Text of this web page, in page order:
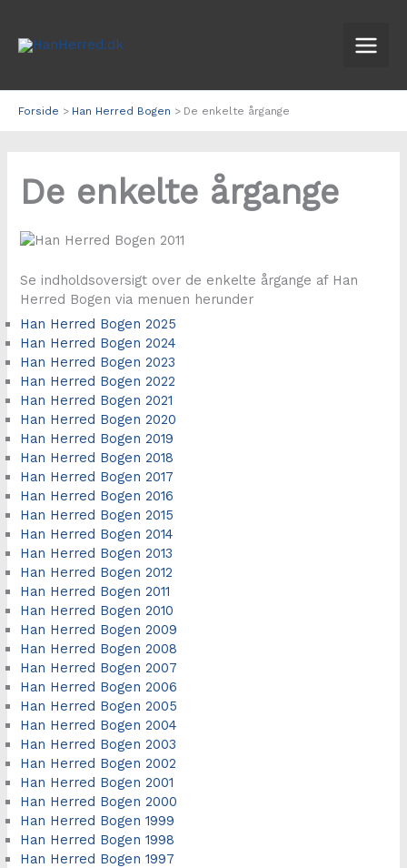
indholdet
Forside Han Herred Bogen De enkelte årgange
De enkelte årgange
Se indholdsoversigt over de enkelte årgange af Han
Herred Bogen via menuen herunder
Han Herred Bogen 2025
Han Herred Bogen 2024
Han Herred Bogen 2023
Han Herred Bogen 2022
Han Herred Bogen 2021
Han Herred Bogen 2020
Han Herred Bogen 2019
Han Herred Bogen 2018
Han Herred Bogen 2017
Han Herred Bogen 2016
Han Herred Bogen 2015
Han Herred Bogen 2014
Han Herred Bogen 2013
Han Herred Bogen 2012
Han Herred Bogen 2011
Han Herred Bogen 2010
Han Herred Bogen 2009
Han Herred Bogen 2008
Han Herred Bogen 2007
Han Herred Bogen 2006
Han Herred Bogen 2005
Han Herred Bogen 2004
Han Herred Bogen 2003
Han Herred Bogen 2002
Han Herred Bogen 2001
Han Herred Bogen 2000
Han Herred Bogen 1999
Han Herred Bogen 1998
Han Herred Bogen 1997